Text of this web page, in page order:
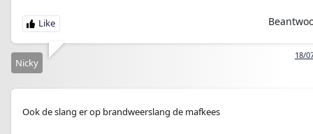
18/
Nicky
Ook de slang er op brandweerslang de mafkees